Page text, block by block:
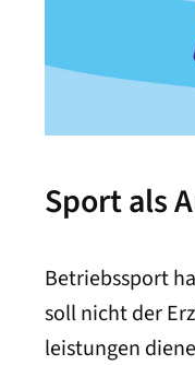
Sport als
Betriebssport
soll nicht der
leistungen